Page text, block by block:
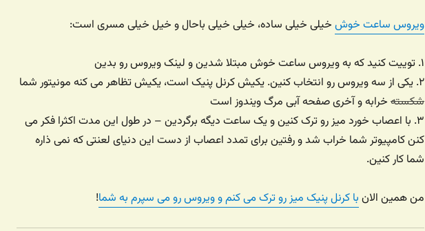
ویروس ساعت خوشخیلی خیلی ساده، خیلی خیلی باحال و خیل خیلی مسری است:
۱. توییت کنید که به ویروس ساعت خوش مبتلا شدین و لینک ویروس رو بدین
۲. یکی از سه ویروس رو انتخاب کنین. یکیش کرنل پنیک است، یکیش تظاهر می کنه مونیتور شما
شکستهخرابه و آخری صفحه آبی مرگ ویندوز است
۳. با اعصاب خورد میز رو ترک کنین و یک ساعت دیگه برگردین – در طول این مدت اکثرا فکر می
کنن کامپیوتر شما خراب شد و رفتین برای تمدد اعصاب از دست این دنیای لعنتی که نمی ذاره
شما کار کنین.
من همین الان با کرنل پنیک میز رو ترک می کنم و ویروس رو می سپرم به شما!